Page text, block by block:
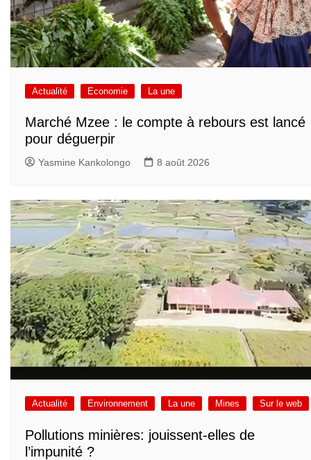
Actualité Economie La une
Marché Mzee : le compte à rebours est lancé
pour déguerpir
Yasmine Kankolongo 8 août 2026
Actualité Environnement La une Mines Sur le web
Pollutions minières: jouissent-elles de
l’impunité ?